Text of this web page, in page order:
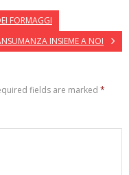
FORMAGGI
INSIEME A NOI
fields are marked *